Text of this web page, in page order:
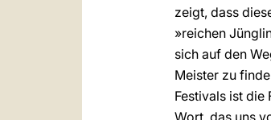
zeigt, dass
»reichen
sich auf den
Meister zu
Festivals ist die
Wort, das uns